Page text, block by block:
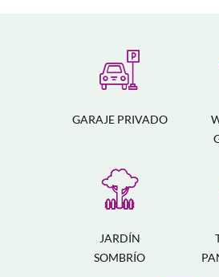
GARAJE PRIVADO
JARDÍN
SOMBRÍO